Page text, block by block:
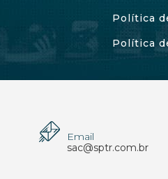
Política
Política
Email
sac@sptr.com.br